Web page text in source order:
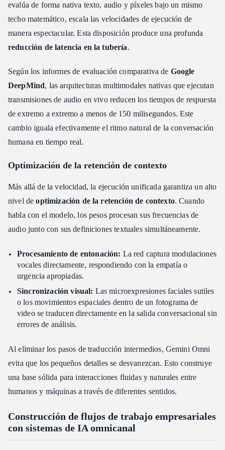
evalúa de forma nativa texto, audio y píxeles bajo un mismo
techo matemático, escala las velocidades de ejecución de
manera espectacular. Esta disposición produce una profunda
reducción de latencia en la tubería.
Según los informes de evaluación comparativa de Google
DeepMind, las arquitecturas multimodales nativas que ejecutan
transmisiones de audio en vivo reducen los tiempos de respuesta
de extremo a extremo a menos de 150 milisegundos. Este
cambio iguala efectivamente el ritmo natural de la conversación
humana en tiempo real.
Optimización de la retención de contexto
Más allá de la velocidad, la ejecución unificada garantiza un alto
nivel deoptimización de la retención de contexto. Cuando
habla con el modelo, los pesos procesan sus frecuencias de
audio junto con sus definiciones textuales simultáneamente.
Procesamiento de entonación: La red captura modulaciones
vocales directamente, respondiendo con la empatía o
urgencia apropiadas.
Sincronización visual: Las microexpresiones faciales sutiles
o los movimientos espaciales dentro de un fotograma de
video se traducen directamente en la salida conversacional sin
errores de análisis.
Al eliminar los pasos de traducción intermedios, Gemini Omni
evita que los pequeños detalles se desvanezcan. Esto construye
una base sólida para interacciones fluidas y naturales entre
humanos y máquinas a través de diferentes sentidos.
Construcción de flujos de trabajo empresariales
con sistemas de IA omnicanal